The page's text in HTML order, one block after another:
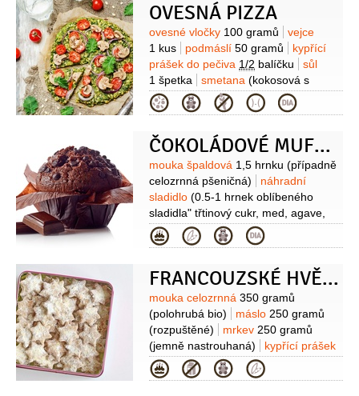
C)
máslo2 lžíce (+ na vymazání
muškátový oříšek
žloutek
2 kusy
sůl pepř Na omáčku:
citronová kůra (z 1 citronu)
olej
1 lžíce
cibule 1 kus (nakrájená
najemno)
česnek2 stroužky
(nasekaný)
rajčatový protlak
200 mililitrů
smetana300 mililitrů
(12%)
sůl pepř bílý
OVESNÁ PIZZA
Suroviny
ovesné vločky 100 gramů
vejce
1 kus
podmáslí 50 gramů
kypřící
prášek do pečiva 1/2 balíčku
sůl
1 špetka
smetana (kokosová s
bylinkami nebo smetanový
dip)
koření na pizzu(nebo
tuňák v oliv. oleji, krůtí
maso...)
zelenina (brokolice, kapie
červená a žlutá, červená cibule,
pórek)
Kategorie
ČOKOLÁDOVÉ MUFFINY I
Suroviny
mouka špaldová 1,5 hrnku (případně
celozrnná pšeničná)
náhradní
sladidlo (0.5-1 hrnek oblíbeného
sladidla" třtinový cukr, med, agave,
kokosový cukr...)
kakao
(raw)
kypřící prášek do pečiva
extrakt 1 lžička (nebo esence)
vejce
2 kusy
("šťastná")
jogurt bílý
1 kelímek (malý) mléko1/2
hrnku
(rostlinné)
olej kokosový
chuti:
čokoláda hořká (nakrájená
vysokoprocentní)
ovoce
sušené
ořechy(lehce
Kategorie
FRANCOUZSKÉ HVĚZDIČKY S MRKVÍ
Suroviny
mouka celozrnná 350 gramů
(polohrubá bio)
máslo 250 gramů
(rozpuštěné)
mrkev 250 gramů
(jemně nastrouhaná)
kypřící prášek
do pečiva 1/2balíčku Na finalizaci:
cukr(oblíbený: moučkový, vanilkový,
Kategorie